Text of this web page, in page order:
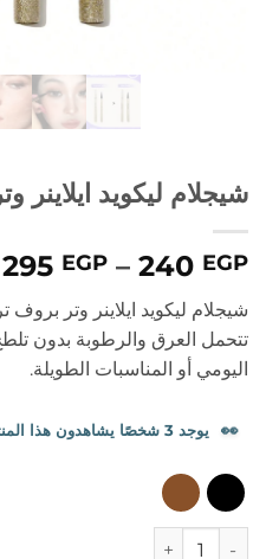
شيجلام ليكويد ايلاينر
240 EGP
–
295 EGP
شيجلام ليكويد ايلاينر وتر بروف
تتحمل العرق والرطوبة بدون
اليومي أو المناسبات الطويلة.
👀 يوجد 3 شخصًا يشاهدون هذا المنتج الآن.
كمية شيجلام ليكويد ايلاينر وتر بروف